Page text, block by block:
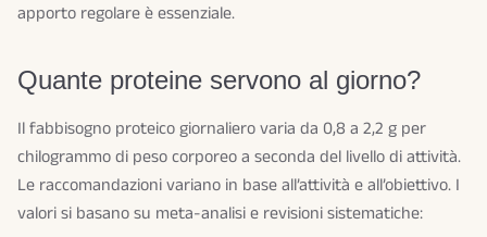
apporto regolare è essenziale.
Quante proteine servono al giorno?
Il fabbisogno proteico giornaliero varia da 0,8 a 2,2 g per
chilogrammo di peso corporeo a seconda del livello di attività.
Le raccomandazioni variano in base all’attività e all’obiettivo. I
valori si basano su meta-analisi e revisioni sistematiche: